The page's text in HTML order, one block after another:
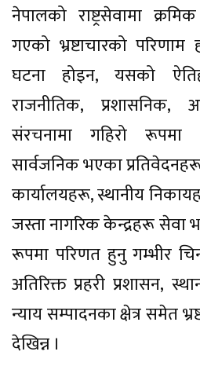
नेपालको राष्ट्रसेवामा
गएको भ्रष्टाचारको परिणाम
घटना होइन, यसको
राजनीतिक, प्रशासनिक,
संरचनामा गहिरो
सार्वजनिक भएका
कार्यालयहरू, स्थानीय
जस्ता नागरिक केन्द्रहरू सेवा
रूपमा परिणत हुनु गम्भीर
अतिरिक्त प्रहरी प्रशासन,
न्याय सम्पादनका क्षेत्र समेत
देखिन्न ।